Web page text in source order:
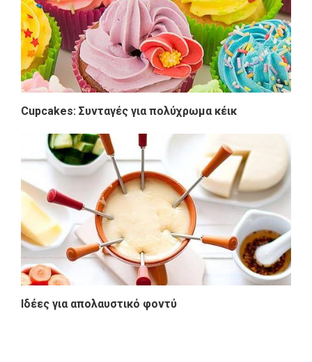
Cupcakes: Συνταγές για πολύχρωμα κέικ
Ιδέες για απολαυστικό φοντύ